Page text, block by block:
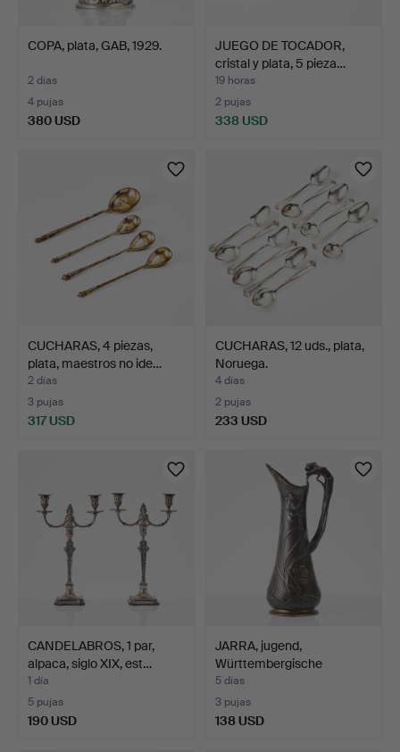
COPA, plata, GAB, 1929.
2 días
4 pujas
380 USD
JUEGO DE TOCADOR,
cristal y plata, 5 pieza…
19 horas
2 pujas
338 USD
CUCHARAS, 4 piezas,
plata, maestros no ide…
2 días
3 pujas
317 USD
CUCHARAS, 12 uds., plata,
Noruega.
4 días
2 pujas
233 USD
CANDELABROS, 1 par,
alpaca, siglo XIX, est…
1 día
5 pujas
190 USD
JARRA, jugend,
Württembergische
Metallware…
5 días
3 pujas
138 USD